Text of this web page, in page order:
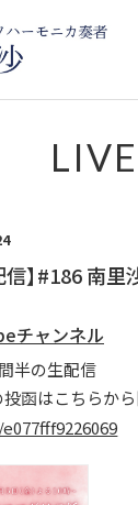
レッスン
ブログ
LIVE
】#186 南里
チャンネル
半の生配信
投函はこちらか